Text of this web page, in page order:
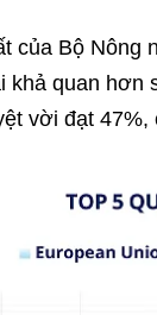
của Bộ Nông
khả quan hơn
vời đạt